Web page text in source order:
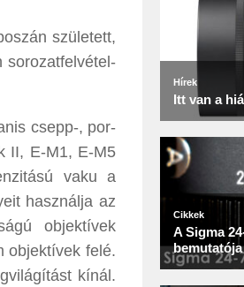
született,
sorozatfelvétel-
csepp-, por-
II, E-M1, E-M5
vaku a
használja az
objektívek
objektívek felé.
kínál.